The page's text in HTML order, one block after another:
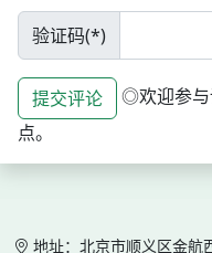
验证码(*)
提交评论
◎欢迎参与
点。
地址：北京市顺义区金航